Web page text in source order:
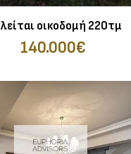
οικοδομή 220τμ
140.000€